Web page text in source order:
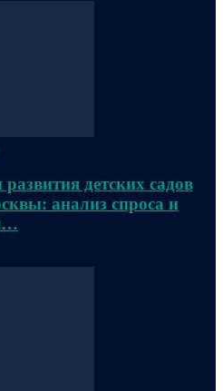
детских садов
анализ спроса и